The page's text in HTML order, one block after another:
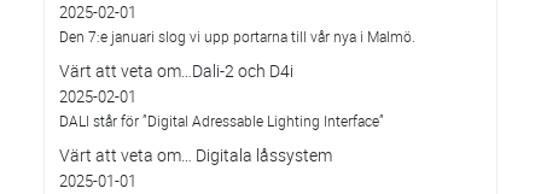
2025-02-01
Den 7:e januari slog vi upp portarna till vår nya i Malmö.
Värt att veta om…Dali-2 och D4i
2025-02-01
DALI står för ”Digital Adressable Lighting Interface”
Värt att veta om… Digitala låssystem
2025-01-01